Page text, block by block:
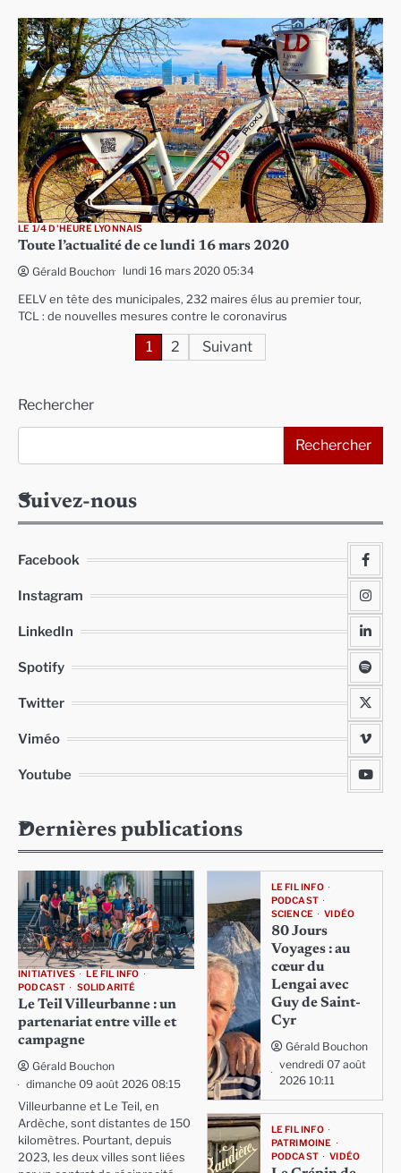
LE 1/4 D'HEURE LYONNAIS
Toute l’actualité de ce lundi 16 mars 2020
Gérald Bouchon lundi 16 mars 2020 05:34
EELV en tête des municipales, 232 maires élus au premier tour,
TCL : de nouvelles mesures contre le coronavirus
publications
1 2 Suivant
Rechercher
Rechercher
Suivez-nous
Facebook
Instagram
LinkedIn
Spotify
Twitter
Viméo
Youtube
Dernières publications
INITIATIVES
LE FIL INFO
PODCAST
SOLIDARITÉ
Le Teil Villeurbanne : un
partenariat entre ville et
campagne
Gérald Bouchon
dimanche 09 août 2026 08:15
Villeurbanne et Le Teil, en
Ardèche, sont distantes de 150
kilomètres. Pourtant, depuis
2023, les deux villes sont liées
LE FIL INFO
PODCAST
SCIENCE
VIDÉO
80 Jours
Voyages : au
cœur du
Lengai avec
Guy de Saint-
Cyr
Gérald Bouchon
vendredi 07 août
2026 10:11
LE FIL INFO
PATRIMOINE
PODCAST
VIDÉO